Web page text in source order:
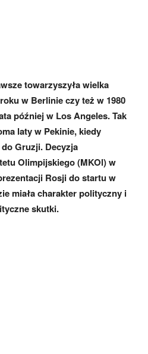
towarzyszyła wielka
w Berlinie czy też w 1980
później w Los Angeles. Tak
laty w Pekinie, kiedy
Gruzji. Decyzja
Olimpijskiego (MKOl) w
Rosji do startu w
miała charakter polityczny i
skutki.